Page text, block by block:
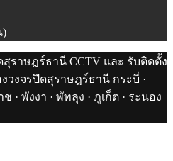
)
ราษฎร์ธานี CCTV และ รับติดตั้ง
วงจรปิดสุราษฎร์ธานี กระบี่ ·
· พังงา · พัทลุง · ภูเก็ต · ระนอง